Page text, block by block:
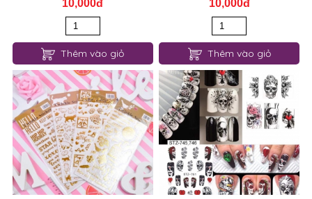
0895 Decal dán móng vàng
10,000
0877 Decal dán móng
halloween
3,000đ